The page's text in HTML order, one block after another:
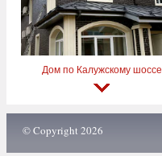
Дом по Калужскому шоссе
© Copyright 2026